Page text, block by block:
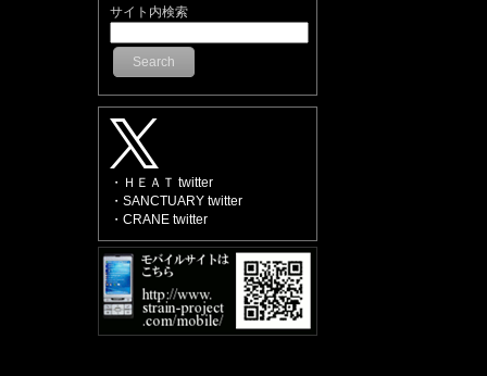
サイト内検索
Search
・ＨＥＡＴ twitter
・SANCTUARY twitter
・CRANE twitter